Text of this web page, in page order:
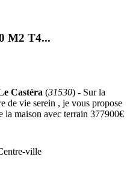
M2 T4...
Castéra (31530) - Sur la
de vie serein , je vous propose
la maison avec terrain 377900€
ville